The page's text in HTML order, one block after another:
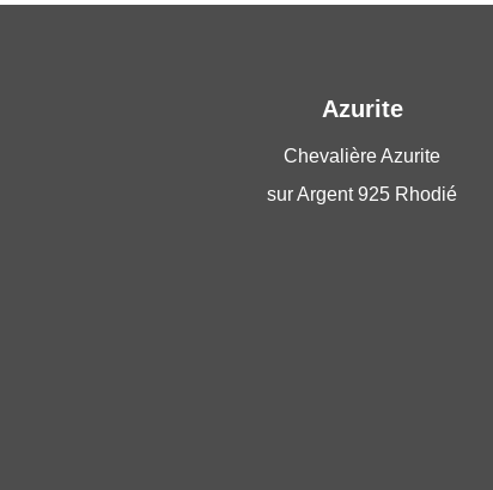
Azurite
Chevalière Azurite
sur Argent 925 Rhodié